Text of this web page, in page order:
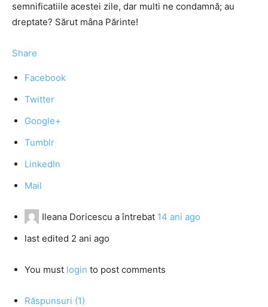
semnificatiile acestei zile, dar multi ne condamnă; au
dreptate? Sărut mâna Părinte!
Share
Facebook
Twitter
Google+
Tumblr
LinkedIn
Mail
Ileana Doricescu a întrebat 14 ani ago
last edited 2 ani ago
You must login to post comments
Răspunsuri (1)